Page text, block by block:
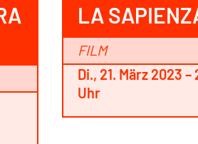
LA
FILM
Di., 21. März 2023
Uhr